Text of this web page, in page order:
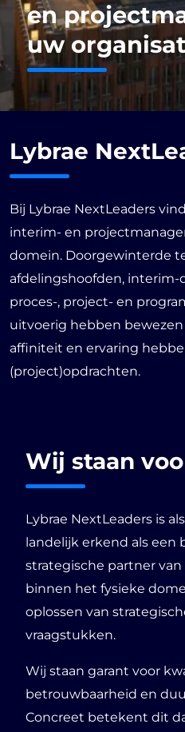
en
uw
Lybrae
Bij Lybrae NextLeaders
interim- en
domein. Doorgewinterde
afdelingshoofden, interim-
proces-, project- en
uitvoerig hebben
affiniteit en ervaring
(project)opdrachten.
Wij staan
Lybrae NextLeaders is
landelijk erkend als een
strategische partner
binnen het fysieke
oplossen van
vraagstukken.
Wij staan garant voor
betrouwbaarheid en
Concreet betekent dit